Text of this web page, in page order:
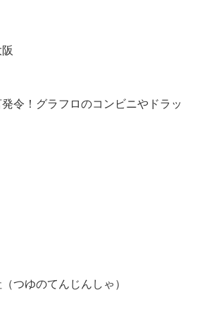
令！グラフロのコンビニやドラッ
つゆのてんじんしゃ）